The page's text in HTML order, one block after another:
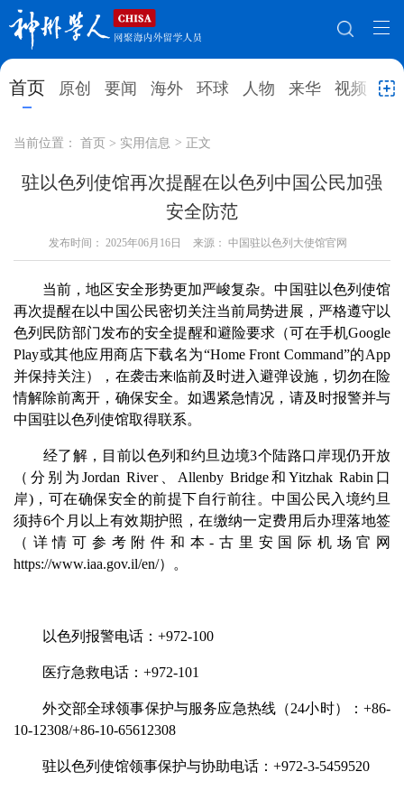
首页 原创 要闻 海外 环球 人物 来华 视频 教
网站地图
首页 原创
环球 人物 来华 视频
就业创业 合作办学
综合 深度 专题 实用信息
招聘信息 更多数据
当前位置： 首页 > 实用信息 > 正文
驻以色列使馆再次提醒在以色列中国公民加强
安全防范
发布时间： 2025年06月16日 来源： 中国驻以色列大使馆官网
当前，地区安全形势更加严峻复杂。中国驻以色列使馆
再次提醒在以中国公民密切关注当前局势进展，严格遵守以
色列民防部门发布的安全提醒和避险要求（可在手机Google
Play或其他应用商店下载名为“Home Front Command”的App
并保持关注），在袭击来临前及时进入避弹设施，切勿在险
情解除前离开，确保安全。如遇紧急情况，请及时报警并与
中国驻以色列使馆取得联系。
经了解，目前以色列和约旦边境3个陆路口岸现仍开放
（分别为Jordan River、Allenby Bridge和Yitzhak Rabin口
岸)，可在确保安全的前提下自行前往。中国公民入境约旦
须持6个月以上有效期护照，在缴纳一定费用后办理落地签
（详情可参考附件和本-古里安国际机场官网
https://www.iaa.gov.il/en/）。
以色列报警电话：+972-100
医疗急救电话：+972-101
外交部全球领事保护与服务应急热线（24小时）：+86-
10-12308/+86-10-65612308
驻以色列使馆领事保护与协助电话：+972-3-5459520